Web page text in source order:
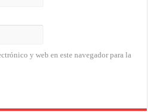
y web en este navegador para la